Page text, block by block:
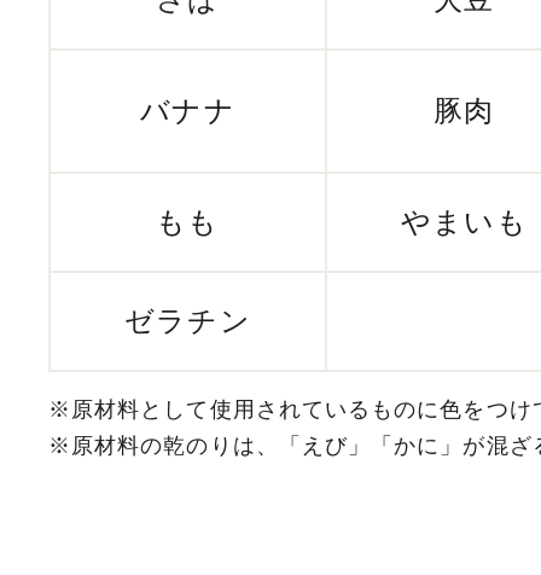
バナナ 豚肉
もも やまいも
ゼラチン
※原材料として使用されているものに色をつけ
※原材料の乾のりは、「えび」「かに」が混ざ